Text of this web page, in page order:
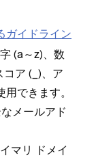
ガイドライン
(⁠a～z⁠)⁠、数
ア (⁠_⁠)⁠、ア
できます⁠。
メ⁠ールアド
マリ ドメイ